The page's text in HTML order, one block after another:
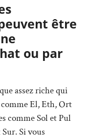
être
ou par
assez riche qui
comme El, Eth, Ort
comme Sol et Pul
Si vous